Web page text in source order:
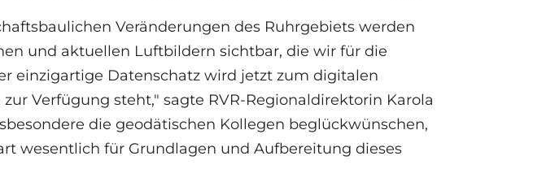
Veränderungen des Ruhrgebiets werden
und aktuellen Luftbildern sichtbar, die wir für die
einzigartige Datenschatz wird jetzt zum digitalen
Verfügung steht," sagte RVR-Regionaldirektorin Karola
die geodätischen Kollegen beglückwünschen,
wesentlich für Grundlagen und Aufbereitung dieses